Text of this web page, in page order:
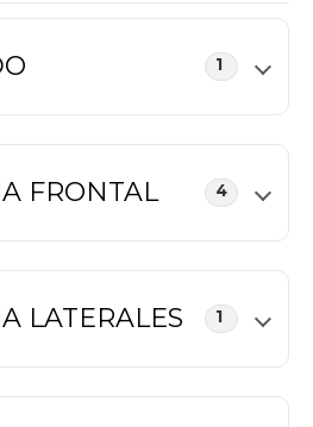
1
FRONTAL 4
LATERALES 1